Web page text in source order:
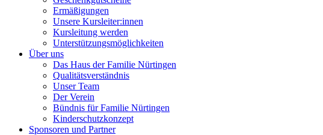
Ermäßigungen
Unsere Kursleiter:innen
Kursleitung werden
Unterstützungsmöglichkeiten
Über uns
Das Haus der Familie Nürtingen
Qualitätsverständnis
Unser Team
Der Verein
Bündnis für Familie Nürtingen
Kinderschutzkonzept
Sponsoren und Partner